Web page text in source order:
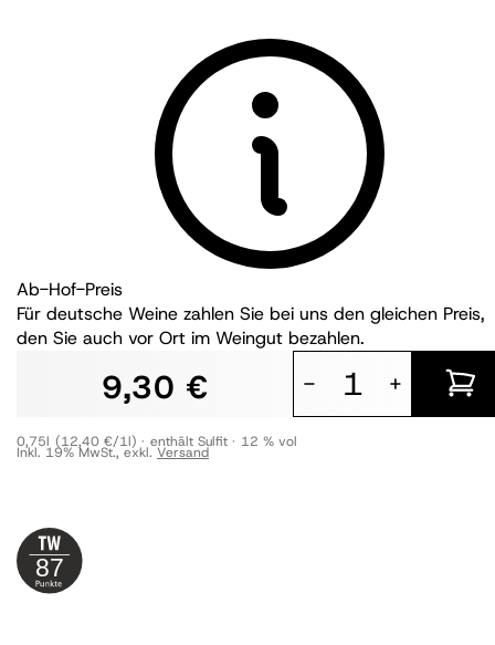
Ab-Hof-Preis
Für deutsche Weine zahlen Sie bei uns den gleichen Preis,
den Sie auch vor Ort im Weingut bezahlen.
9,30 €
Inkl. 19% MwSt.,exkl.Versand
- +
0,75l (12,40 €/1l) enthält Sulfit 12 % vol
87